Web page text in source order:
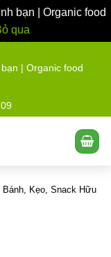
bạn | Organic food
qua
| Organic food
Bánh, Kẹo, Snack Hữu